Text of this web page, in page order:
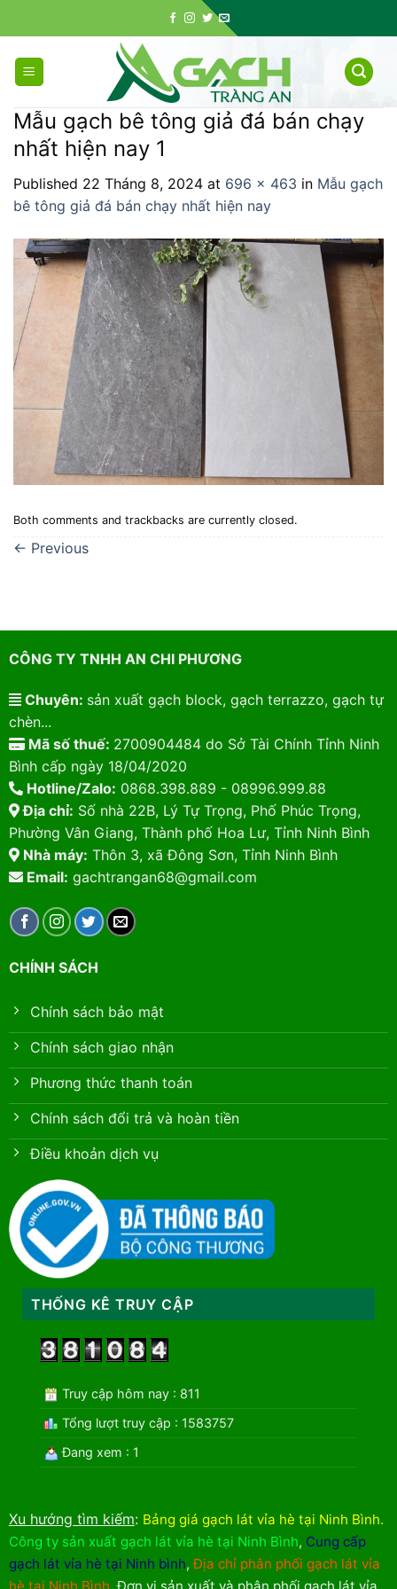
to
content
Mẫu gạch bê tông giả đá bán chạy
nhất hiện nay 1
Published 22 Tháng 8, 2024 at 696 × 463 in Mẫu gạch
bê tông giả đá bán chạy nhất hiện nay
Both comments and trackbacks are currently closed.
← Previous
CÔNG TY TNHH AN CHI PHƯƠNG
Chuyên: sản xuất gạch block, gạch terrazzo, gạch tự
chèn...
Mã số thuế: 2700904484 do Sở Tài Chính Tỉnh Ninh
Bình cấp ngày 18/04/2020
Hotline/Zalo: 0868.398.889 - 08996.999.88
Địa chỉ: Số nhà 22B, Lý Tự Trọng, Phố Phúc Trọng,
Phường Vân Giang, Thành phố Hoa Lư, Tỉnh Ninh Bình
Nhà máy: Thôn 3, xã Đông Sơn, Tỉnh Ninh Bình
Email: gachtrangan68@gmail.com
CHÍNH SÁCH
Chính sách bảo mật
Chính sách giao nhận
Phương thức thanh toán
Chính sách đổi trả và hoàn tiền
Điều khoản dịch vụ
THỐNG KÊ TRUY CẬP
Truy cập hôm nay : 811
Tổng lượt truy cập : 1583757
Đang xem : 1
Xu hướng tìm kiếm: Bảng giá gạch lát vỉa hè tại Ninh Bình.
Công ty sản xuất gạch lát vỉa hè tại Ninh Bình, Cung cấp
gạch lát vỉa hè tại Ninh bình,Địa chỉ phân phối gạch lát vỉa